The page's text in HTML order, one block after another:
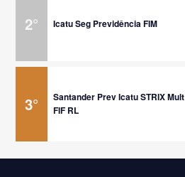
2° Icatu Seg Previdência FIM
3°
Santander Prev Icatu STRIX Mult
FIF RL